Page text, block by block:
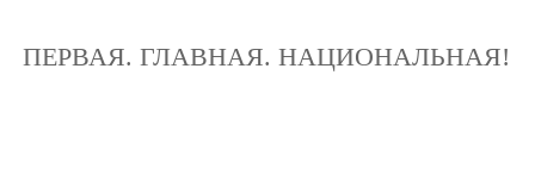
ПЕРВАЯ. ГЛАВНАЯ. НАЦИОНАЛЬНАЯ!